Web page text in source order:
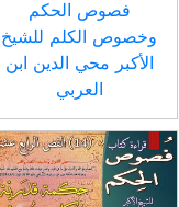
فصوص الحكم
وخصوص الكلم للشيخ
الأكبر محي الدين ابن
العربي